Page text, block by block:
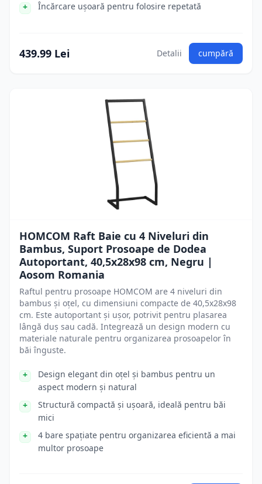
Încărcare ușoară pentru folosire repetată
439.99 Lei Detalii cumpără
HOMCOM Raft Baie cu 4 Niveluri din
Bambus, Suport Prosoape de Dodea
Autoportant, 40,5x28x98 cm, Negru |
Aosom Romania
Raftul pentru prosoape HOMCOM are 4 niveluri din
bambus și oțel, cu dimensiuni compacte de 40,5x28x98
cm. Este autoportant și ușor, potrivit pentru plasarea
lângă duș sau cadă. Integrează un design modern cu
materiale naturale pentru organizarea prosoapelor în
băi înguste.
Design elegant din oțel și bambus pentru un
aspect modern și natural
Structură compactă și ușoară, ideală pentru băi
mici
4 bare spațiate pentru organizarea eficientă a mai
multor prosoape